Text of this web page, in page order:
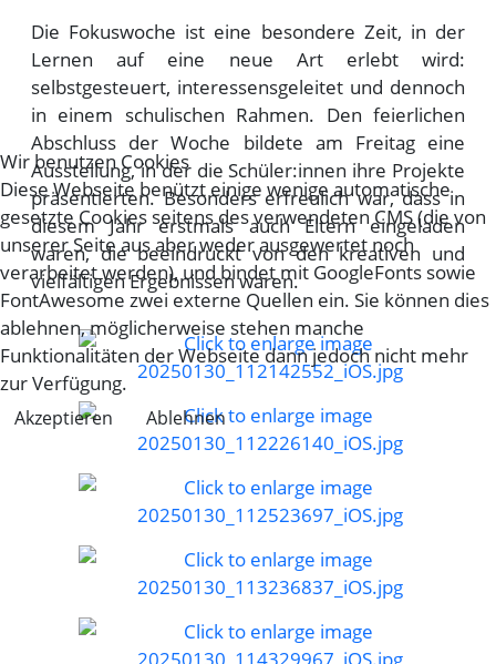
Die Fokuswoche ist eine besondere Zeit, in der
Lernen auf eine neue Art erlebt wird:
selbstgesteuert, interessensgeleitet und dennoch
in einem schulischen Rahmen. Den feierlichen
Abschluss der Woche bildete am Freitag eine
Ausstellung, in der die Schüler:innen ihre Projekte
präsentierten. Besonders erfreulich war, dass in
diesem Jahr erstmals auch Eltern eingeladen
waren, die beeindruckt von den kreativen und
vielfältigen Ergebnissen waren.
Wir benutzen Cookies
Diese Webseite benützt einige wenige automatische
gesetzte Cookies seitens des verwendeten CMS (die von
unserer Seite aus aber weder ausgewertet noch
verarbeitet werden), und bindet mit GoogleFonts sowie
FontAwesome zwei externe Quellen ein. Sie können dies
ablehnen, möglicherweise stehen manche
Funktionalitäten der Webseite dann jedoch nicht mehr
zur Verfügung.
Akzeptieren Ablehnen